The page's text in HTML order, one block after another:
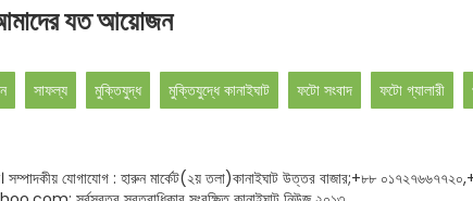
যত আয়োজন
সাফল্য মুক্তিযুদ্ধ মুক্তিযুদ্ধে কানাইঘাট ফটো সংবাদ ফটো গ্যালারী
সম্পাদকীয় যোগাযোগ : হারুন মার্কেট(২য় তলা)কানাইঘাট উত্তর বাজার;+৮৮